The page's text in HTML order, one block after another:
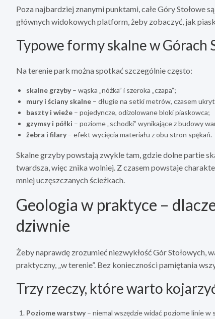
Poza najbardziej znanymi punktami, całe Góry Stołowe
głównych widokowych platform, żeby zobaczyć, jak
Typowe formy skalne w Górach
Na terenie park można spotkać szczególnie często:
skalne grzyby– wąska „nóżka” i szeroka „czapa”;
mury i ściany skalne – długie na setki metrów, czasem
baszty i wieże – pojedyncze, odizolowane bloki piaskowca;
gzymsy i półki – poziome „schodki” wynikające z budowy
żebra i filary– efekt wycięcia materiału z obu stron spękań.
Skalne grzyby powstają zwykle tam, gdzie dolne partie
twardsza, więc znika wolniej. Z czasem powstaje
mniej uczęszczanych ścieżkach.
Geologia w praktyce –
dziwnie
Żeby naprawdę zrozumieć niezwykłość Gór Stołowych,
praktyczny, „w terenie”. Bez konieczności pamiętania
Trzy rzeczy, które warto
Poziome warstwy– niemal wszędzie widać poziome linie w